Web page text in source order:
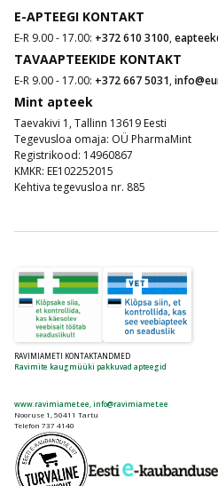
E-APTEEGI KONTAKT
E-R 9.00 - 17.00: +372 610 3100,
TAVAAPTEEKIDE KONTAKT
E-R 9.00 - 17.00: +372 667 5031,
Mint apteek
Taevakivi 1, Tallinn 13619 Eesti
Tegevusloa omaja: OÜ PharmaMint
Registrikood: 14960867
KMKR: EE102252015
Kehtiva tegevusloa nr. 885
RAVIMIAMETI KONTAKTANDMED
Ravimite kaugmüüki pakkuvad apteegid
www.ravimiamet.ee info@ravimiamet.ee
Nooruse 1, 50411 Tartu
Telefon 737 4140